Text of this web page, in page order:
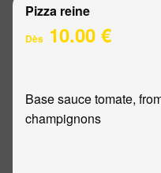
Pizza reine
Dès 10.00 €
Base sauce tomate,
champignons